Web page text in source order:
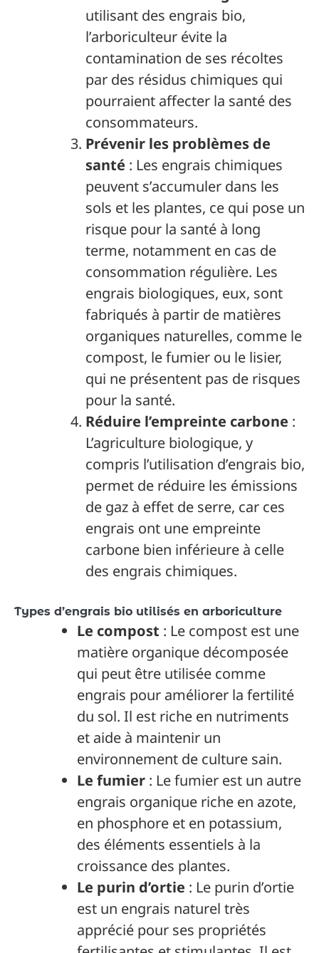
utilisant des engrais bio,
l’arboriculteur évite la
contamination de ses récoltes
par des résidus chimiques qui
pourraient affecter la santé des
consommateurs.
Prévenir les problèmes de
santé : Les engrais chimiques
peuvent s’accumuler dans les
sols et les plantes, ce qui pose un
risque pour la santé à long
terme, notamment en cas de
consommation régulière. Les
engrais biologiques, eux, sont
fabriqués à partir de matières
organiques naturelles, comme le
compost, le fumier ou le lisier,
qui ne présentent pas de risques
pour la santé.
Réduire l’empreinte carbone :
L’agriculture biologique, y
compris l’utilisation d’engrais bio,
permet de réduire les émissions
de gaz à effet de serre, car ces
engrais ont une empreinte
carbone bien inférieure à celle
des engrais chimiques.
Types d’engrais bio utilisés en arboriculture
Le compost : Le compost est une
matière organique décomposée
qui peut être utilisée comme
engrais pour améliorer la fertilité
du sol. Il est riche en nutriments
et aide à maintenir un
environnement de culture sain.
Le fumier : Le fumier est un autre
engrais organique riche en azote,
en phosphore et en potassium,
des éléments essentiels à la
croissance des plantes.
Le purin d’ortie : Le purin d’ortie
est un engrais naturel très
apprécié pour ses propriétés